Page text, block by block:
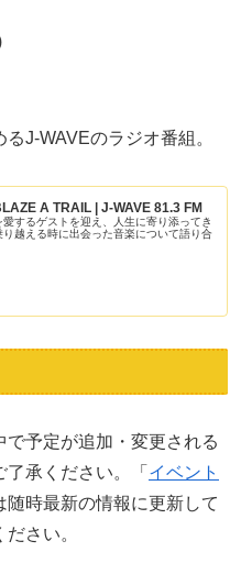
J-WAVEのラジオ番組。
A TRAIL | J-WAVE 81.3 FM
するゲストを迎え、人生に寄り添ってき
り越える時に出会った音楽について語り合
予定が追加・変更される
承ください。「 イベント
随時最新の情報に更新して
さい。